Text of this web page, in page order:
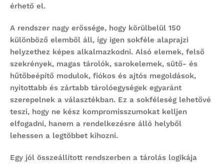
érhető el.
A rendszer nagy erőssége, hogy körülbelül 150
különböző elemből áll, így igen sokféle alaprajzi
helyzethez képes alkalmazkodni. Alsó elemek, felső
szekrények, magas tárolók, sarokelemek, sütő- és
hűtőbeépítő modulok, fiókos és ajtós megoldások,
nyitottabb és zártabb tárolóegységek egyaránt
szerepelnek a választékban. Ez a sokféleség lehetővé
teszi, hogy ne kész kompromisszumokat kelljen
elfogadni, hanem a rendelkezésre álló helyből
lehessen a legtöbbet kihozni.
Egy jól összeállított rendszerben a tárolás logikája